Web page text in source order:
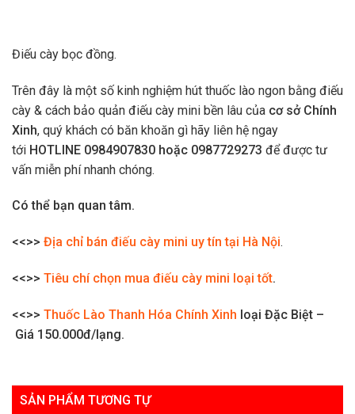
Điếu cày bọc đồng.
Trên đây là một số kinh nghiệm hút thuốc lào ngon bằng điếu
cày & cách bảo quản điếu cày mini bền lâu của cơ sở Chính
Xinh, quý khách có băn khoăn gì hãy liên hệ ngay
tới HOTLINE 0984907830 hoặc 0987729273 để được tư
vấn miễn phí nhanh chóng.
Có thể bạn quan tâm.
<<>> Địa chỉ bán điếu cày mini uy tín tại Hà Nội.
<<>> Tiêu chí chọn mua điếu cày mini loại tốt.
<<>> Thuốc Lào Thanh Hóa Chính Xinh loại Đặc Biệt –
Giá 150.000đ/lạng.
SẢN PHẨM TƯƠNG TỰ